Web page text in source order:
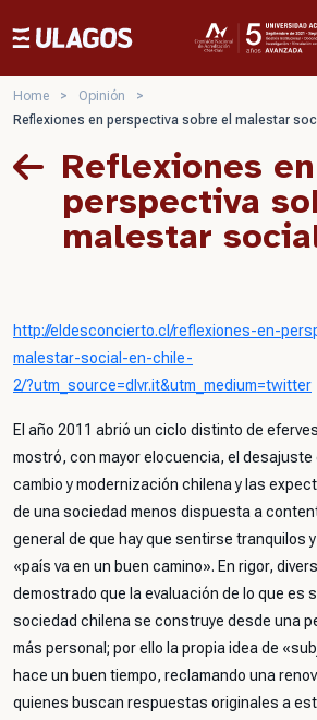
Ulagos
Home > Opinión
>
Reflexiones en perspectiva sobre el malestar
Reflexiones en
perspectiva
malestar
http://eldesconcierto.cl/reflexiones-en-
malestar-social-en-chile-
2/?utm_source=dlvr.it&utm_medium=twitter
El año 2011 abrió un ciclo distinto de
mostró, con mayor elocuencia, el
cambio y modernización chilena y las
de una sociedad menos dispuesta a
general de que hay que sentirse tranquilos
«país va en un buen camino». En rigor,
demostrado que la evaluación de lo que es
sociedad chilena se construye desde una
más personal; por ello la propia idea de
hace un buen tiempo, reclamando una
quienes buscan respuestas originales a